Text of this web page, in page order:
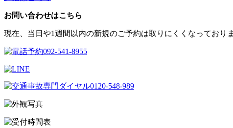
お問い合わせはこちら
現在、当日や1週間以内の新規のご予約は取りにくくなっており